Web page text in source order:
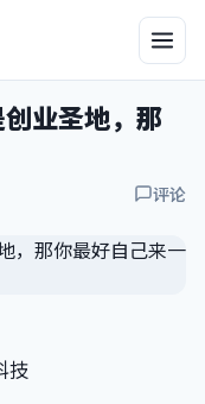
业圣地，那
评论
技